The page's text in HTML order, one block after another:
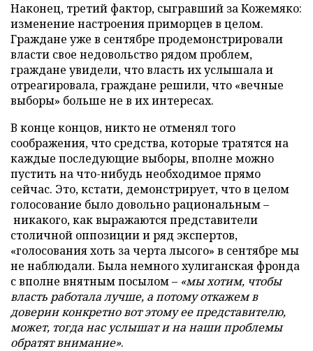
Наконец, третий фактор, сыгравший за Кожемяко:
изменение настроения приморцев в целом.
Граждане уже в сентябре продемонстрировали
власти свое недовольство рядом проблем,
граждане увидели, что власть их услышала и
отреагировала, граждане решили, что «вечные
выборы» больше не в их интересах.
В конце концов, никто не отменял того
соображения, что средства, которые тратятся на
каждые последующие выборы, вполне можно
пустить на что-нибудь необходимое прямо
сейчас. Это, кстати, демонстрирует, что в целом
голосование было довольно рациональным –
никакого, как выражаются представители
столичной оппозиции и ряд экспертов,
«голосования хоть за черта лысого» в сентябре мы
не наблюдали. Была немного хулиганская фронда
с вполне внятным посылом – «мы хотим, чтобы
власть работала лучше, а потому откажем в
доверии конкретно вот этому ее представителю,
может, тогда нас услышат и на наши проблемы
обратят внимание».